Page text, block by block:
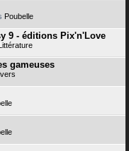
Poubelle
9 - éditions Pix'n'Love
gameuses